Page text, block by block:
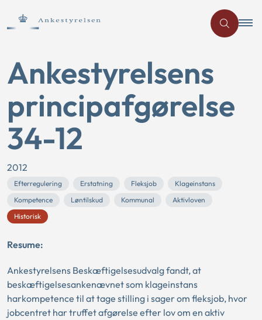
Ankestyrelsens
principafgørelse
34-12
2012
Efterregulering Erstatning Fleksjob
Klageinstans
Kompetence
Løntilskud Kommunal
Aktivloven
Historisk
Resume:
Ankestyrelsens Beskæftigelsesudvalg fandt, at
beskæftigelsesankenævnet som klageinstans
harkompetence til at tage stilling i sager om fleksjob, hvor
jobcentret har truffet afgørelse efter lov om en aktiv